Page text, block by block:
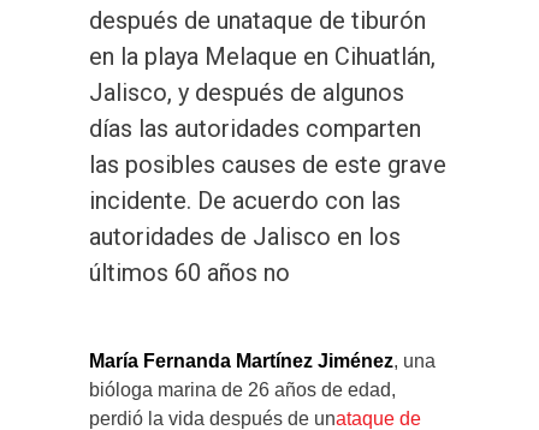
después de unataque de tiburón
en la playa Melaque en Cihuatlán,
Jalisco, y después de algunos
días las autoridades comparten
las posibles causes de este grave
incidente. De acuerdo con las
autoridades de Jalisco en los
últimos 60 años no
María Fernanda Martínez Jiménez, una
bióloga marina de 26 años de edad,
perdió la vida después de unataque de